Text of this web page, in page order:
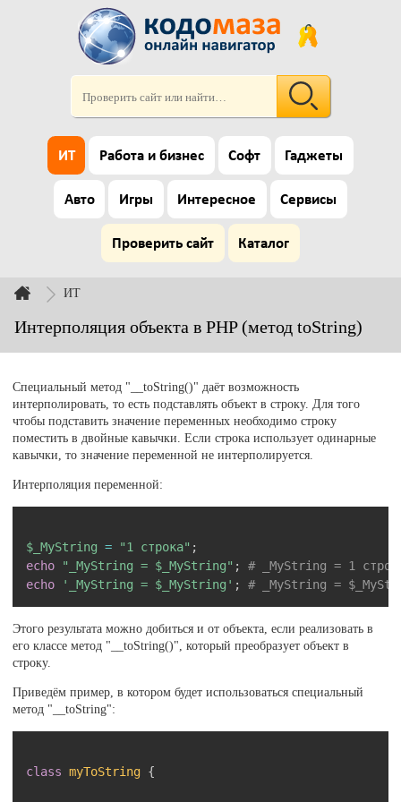
ИТ Работа и бизнес Софт Гаджеты
Авто Игры Интересное Сервисы
Проверить сайт Каталог
ИТ
Интерполяция объекта в PHP (метод toString)
Специальный метод "__toString()" даёт возможность
интерполировать, то есть подставлять объект в строку. Для того
чтобы подставить значение переменных необходимо строку
поместить в двойные кавычки. Если строка использует одинарные
кавычки, то значение переменной не интерполируется.
Интерполяция переменной:
$_MyString = "1 строка" ;
echo
"_MyString = $_MyString" ;
# _MyString = 1
echo
'_MyString = $_MyString' ; # _MyString =
Этого результата можно добиться и от объекта, если реализовать в
его классе метод "__toString()", который преобразует объект в
строку.
Приведём пример, в котором будет использоваться специальный
метод "__toString":
class myToString {